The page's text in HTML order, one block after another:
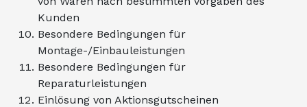
Kunden
Besondere Bedingungen für
Montage-/Einbauleistungen
Besondere Bedingungen für
Reparaturleistungen
Einlösung von Aktionsgutscheinen